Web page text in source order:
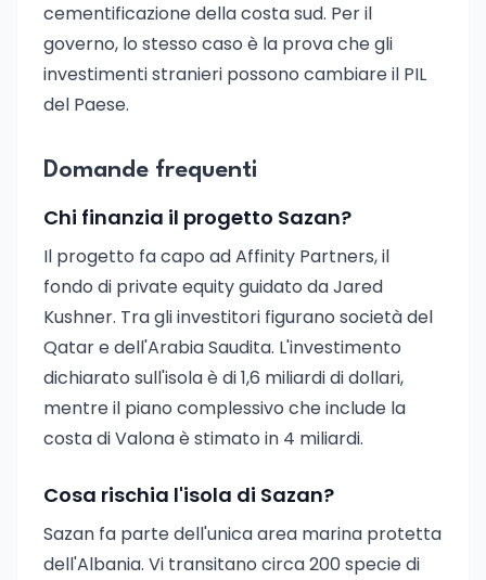
cementificazione della costa sud. Per il
governo, lo stesso caso è la prova che gli
investimenti stranieri possono cambiare il PIL
del Paese.
Domande frequenti
Chi finanzia il progetto Sazan?
Il progetto fa capo ad Affinity Partners, il
fondo di private equity guidato da Jared
Kushner. Tra gli investitori figurano società del
Qatar e dell'Arabia Saudita. L'investimento
dichiarato sull'isola è di 1,6 miliardi di dollari,
mentre il piano complessivo che include la
costa di Valona è stimato in 4 miliardi.
Cosa rischia l'isola di Sazan?
Sazan fa parte dell'unica area marina protetta
dell'Albania. Vi transitano circa 200 specie di